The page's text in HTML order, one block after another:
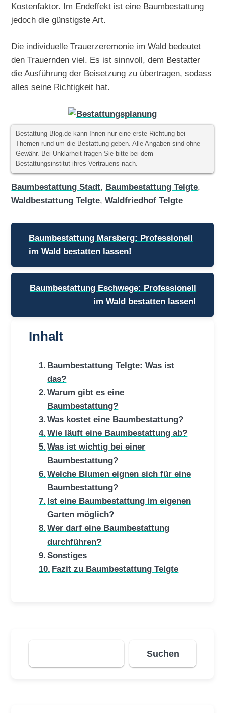
Kostenfaktor. Im Endeffekt ist eine Baumbestattung
jedoch die günstigste Art.
Die individuelle Trauerzeremonie im Wald bedeutet
den Trauernden viel. Es ist sinnvoll, dem Bestatter
die Ausführung der Beisetzung zu übertragen, sodass
alles seine Richtigkeit hat.
Bestattung-Blog.de kann Ihnen nur eine erste Richtung bei
Themen rund um die Bestattung geben. Alle Angaben sind ohne
Gewähr. Bei Unklarheit fragen Sie bitte bei dem
Bestattungsinstitut ihres Vertrauens nach.
Baumbestattung Stadt, Baumbestattung Telgte,
Waldbestattung Telgte,Waldfriedhof Telgte
Beitragsnavigation
Baumbestattung Marsberg: Professionell
im Wald bestatten lassen!
Baumbestattung Eschwege: Professionell
im Wald bestatten lassen!
Inhalt
Baumbestattung Telgte: Was ist
das?
Warum gibt es eine
Baumbestattung?
Was kostet eine Baumbestattung?
Wie läuft eine Baumbestattung ab?
Was ist wichtig bei einer
Baumbestattung?
Welche Blumen eignen sich für eine
Baumbestattung?
Ist eine Baumbestattung im eigenen
Garten möglich?
Wer darf eine Baumbestattung
durchführen?
Sonstiges
Fazit zu Baumbestattung Telgte
Suchen
Suchen